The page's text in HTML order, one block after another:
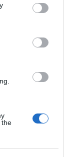
the
de actualidad.
ACTIVAR AHORA